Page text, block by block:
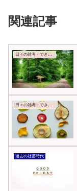
関連記事
日々の雑考・できごと
過去の社畜時代